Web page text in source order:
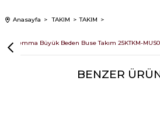
Anasayfa TAKIM TAKIM
Müsemma Büyük Beden Buse Takım 25KTKM-
BENZER